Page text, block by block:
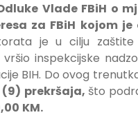
Vlade FBiH o
za FBiH kojom
je u cilju
inspekcijske
BIH. Do ovog
prekršaja, što
KM.